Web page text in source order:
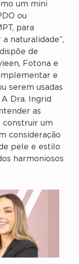
um mini
ou
para
naturalidade”,
de
Fotona e
e
serem usadas
Dra. Ingrid
as
construir um
consideração
pele e estilo
harmoniosos